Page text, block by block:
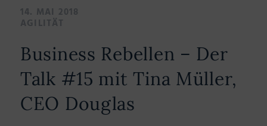
14. MAI 2018
AGILITÄT
Business Rebellen – Der
Talk #15 mit Tina Müller,
CEO Douglas